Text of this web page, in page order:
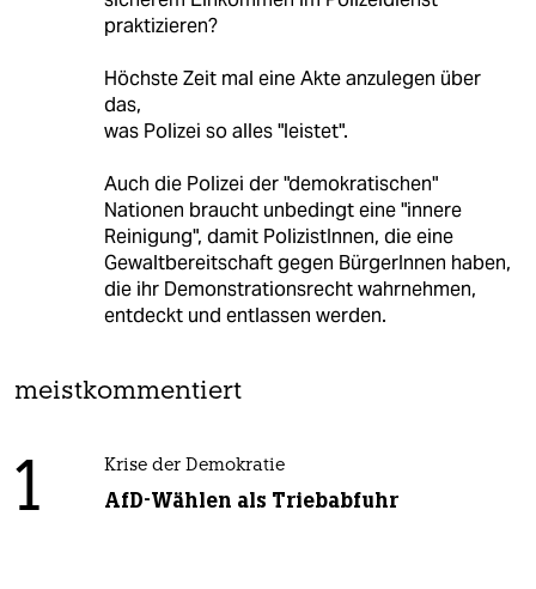
praktizieren?
Höchste Zeit mal eine Akte anzulegen über
das,
was Polizei so alles "leistet".
Auch die Polizei der "demokratischen"
Nationen braucht unbedingt eine "innere
Reinigung", damit PolizistInnen, die eine
Gewaltbereitschaft gegen BürgerInnen haben,
die ihr Demonstrationsrecht wahrnehmen,
entdeckt und entlassen werden.
meistkommentiert
1 Krise der Demokratie
AfD-Wählen als Triebabfuhr